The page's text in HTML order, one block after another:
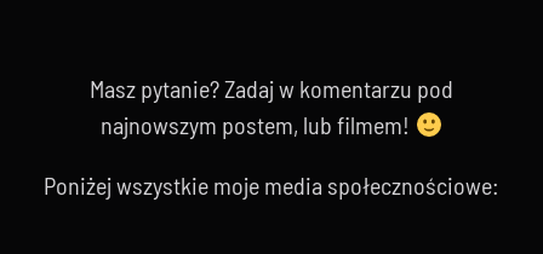
Masz pytanie? Zadaj w komentarzu pod
najnowszym postem, lub filmem!
Poniżej wszystkie moje media społecznościowe: